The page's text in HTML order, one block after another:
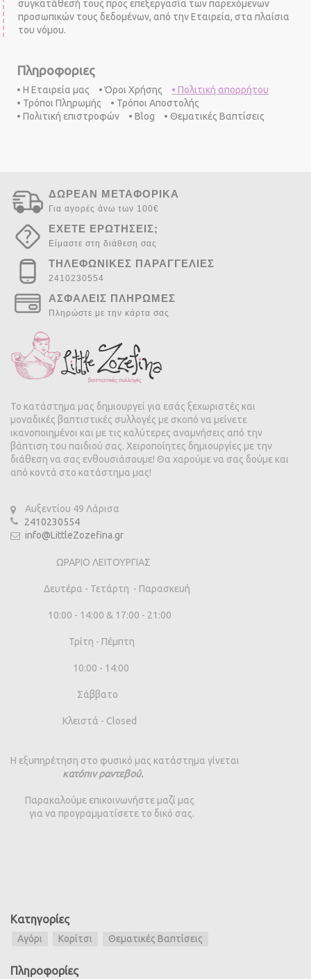
συγκατάθεσή τους προς επεξεργασία των παρεχόμενων
προσωπικών τους δεδομένων, από την Εταιρεία, στα πλαίσια
του νόμου.
Πληροφοριες
• Η Εταιρεία μας • Όροι Χρήσης
• Πολιτική απορρήτου
• Τρόποι Πληρωμής
• Τρόποι Αποστολής
• Πολιτική επιστροφών
• Blog • Θεματικές Βαπτίσεις
ΔΩΡΕΑΝ ΜΕΤΑΦΟΡΙΚΑ
Για αγορές άνω των 100€
ΕΧΕΤΕ ΕΡΩΤΗΣΕΙΣ;
Είμαστε στη διάθεση σας
ΤΗΛΕΦΩΝΙΚΕΣ ΠΑΡΑΓΓΕΛΙΕΣ
2410230554
ΑΣΦΑΛΕΙΣ ΠΛΗΡΩΜΕΣ
Πληρώστε με την κάρτα σας
Το κατάστημα μας δημιουργεί για εσάς ξεχωριστές και
μοναδικές βαπτιστικές συλλογές με σκοπό να μείνετε
ικανοποιημένοι και με τις καλύτερες αναμνήσεις από την
βάπτιση του παιδιού σας. Χειροποίητες δημιουργίες με την
διάθεση να σας ενθουσιάσουμε! Θα χαρούμε να σας δούμε και
από κοντά στο κατάστημα μας!
Αυξεντίου 49 Λάρισα
2410230554
info@LittleZozefina.gr
ΩΡΑΡΙΟ ΛΕΙΤΟΥΡΓΙΑΣ
Δευτέρα - Τετάρτη - Παρασκευή
10:00 - 14:00 & 17:00 - 21:00
Τρίτη - Πέμπτη
10:00 - 14:00
Σάββατο
Κλειστά - Closed
Η εξυπηρέτηση στο φυσικό μας κατάστημα γίνεται
κατόπιν ραντεβού.
Παρακαλούμε επικοινωνήστε μαζί μας
για να προγραμματίσετε το δικό σας.
Κατηγορίες
Αγόρι Κορίτσι Θεματικές Βαπτίσεις
Πληροφορίες